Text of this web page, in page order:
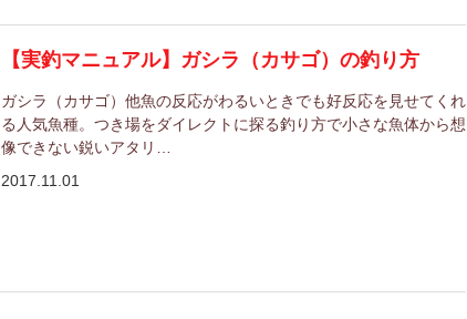
【実釣マニュアル】ガシラ（カサゴ）の釣り方
ガシラ（カサゴ）他魚の反応がわるいときでも好反応を見せてくれ
る人気魚種。つき場をダイレクトに探る釣り方で小さな魚体から想
像できない鋭いアタリ…
2017.11.01